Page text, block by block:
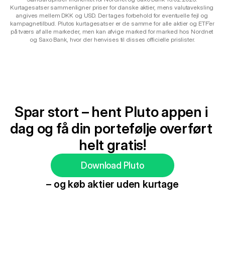
Kurtagesatser sammenligner priser for danske aktier, mens valutaveksling
angives mellem DKK og USD. Der tages forbehold for eventuelle fejl og
kampagnetilbud. Plutos kurtagesatser er de samme for alle aktier og ETF’er
på tværs af alle markeder, men kan afvige marked for marked hos Nordnet
og Saxo Bank, hvor der henvises til disses officielle prislister.
Spar stort – hent Pluto appen i
dag og få din portefølje overført
helt gratis!
Download Pluto
– og køb aktier uden kurtage